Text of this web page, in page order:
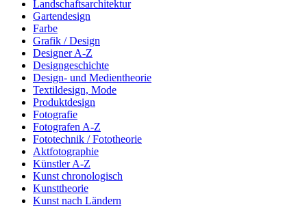
Landschaftsarchitektur
Gartendesign
Farbe
Grafik / Design
Designer A-Z
Designgeschichte
Design- und Medientheorie
Textildesign, Mode
Produktdesign
Fotografie
Fotografen A-Z
Fototechnik / Fototheorie
Aktfotographie
Künstler A-Z
Kunst chronologisch
Kunsttheorie
Kunst nach Ländern